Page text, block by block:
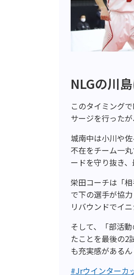
NLGの川
このタイミング
サージを行った
城南中は小川や
不在をチーム一
ードを守り抜き
栄田コーチは「
で下の選手が協
リバウンドでイ
そして、「部活
たことを最後の2
も充実感がある
#Jrウインターカ